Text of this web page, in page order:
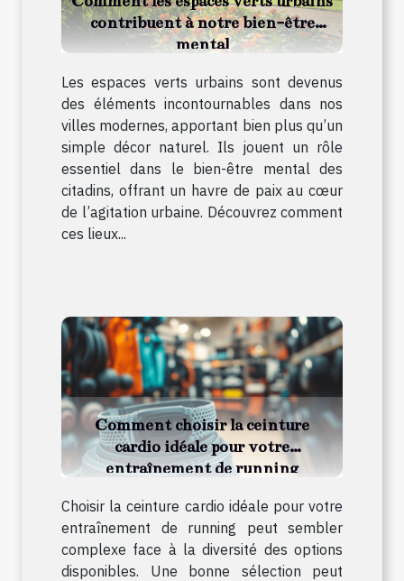
contribuent à notre bien-être
mental
Les espaces verts urbains sont devenus
des éléments incontournables dans nos
villes modernes, apportant bien plus qu’un
simple décor naturel. Ils jouent un rôle
essentiel dans le bien-être mental des
citadins, offrant un havre de paix au cœur
de l’agitation urbaine. Découvrez comment
ces lieux...
Comment choisir la ceinture
cardio idéale pour votre
entraînement de running
Choisir la ceinture cardio idéale pour votre
entraînement de running peut sembler
complexe face à la diversité des options
disponibles. Une bonne sélection peut